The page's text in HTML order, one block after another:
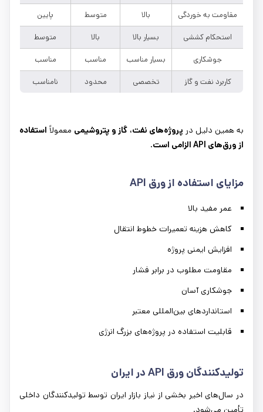
مقاومت به خوردگی
بالا متوسط
پایین
استحکام کششی
بسیار بالا بالا
متوسط
جوشکاری
بسیار مناسب مناسب
مناسب
کاربرد نفت و گاز
تخصصی محدود نامناسب
به همین دلیل در پروژه‌های نفت، گاز و پتروشیمی معمولاً استفاده
از ورق‌های API الزامی است.
مزایای استفاده از ورق
عمر مفید بالا
کاهش هزینه تعمیرات خطوط انتقال
افزایش ایمنی پروژه
مقاومت مطلوب در برابر فشار
جوشکاری آسان
استانداردهای بین‌المللی معتبر
قابلیت استفاده در پروژه‌های بزرگ انرژی
تولیدکنندگان ورق در ایران
در سال‌های اخیر بخشی از نیاز بازار ایران توسط تولیدکنندگان داخلی
تأمین می‌شود.